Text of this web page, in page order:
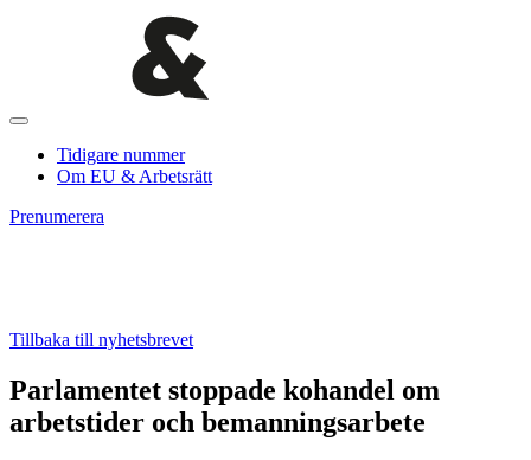
Tidigare nummer
Om EU & Arbetsrätt
Prenumerera
Tillbaka till nyhetsbrevet
Parlamentet stoppade kohandel om
arbetstider och bemanningsarbete